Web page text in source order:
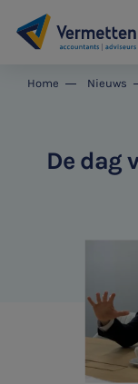
Home Nieuws
De dag